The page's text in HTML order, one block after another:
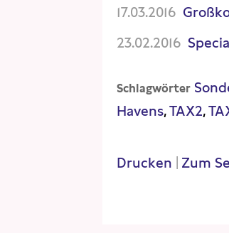
17.03.2016
23.02.2016
Schlagwörter
Havens TAX2
Drucken Zum